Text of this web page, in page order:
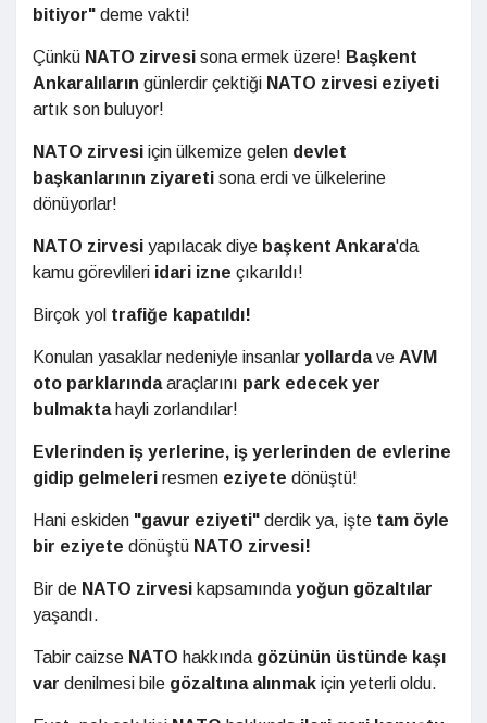
bitiyor" deme vakti!
Çünkü NATO zirvesi sona ermek üzere! Başkent
Ankaralıların günlerdir çektiği NATO zirvesi eziyeti
artık son buluyor!
NATO zirvesi için ülkemize gelen devlet
başkanlarının ziyareti sona erdi ve ülkelerine
dönüyorlar!
NATO zirvesi yapılacak diye başkent Ankara'da
kamu görevlileri idari izne çıkarıldı!
Birçok yol trafiğe kapatıldı!
Konulan yasaklar nedeniyle insanlar yollardave AVM
oto parklarındaaraçlarını park edecek yer
bulmaktahayli zorlandılar!
Evlerinden iş yerlerine, iş yerlerinden de evlerine
gidip gelmeleri resmen eziyete dönüştü!
Hani eskiden "gavur eziyeti" derdik ya, işte tam öyle
bir eziyete dönüştü NATO zirvesi!
Bir de NATO zirvesi kapsamında yoğun gözaltılar
yaşandı.
Tabir caizse NATO hakkında gözünün üstünde kaşı
var denilmesi bile gözaltına alınmak için yeterli oldu.